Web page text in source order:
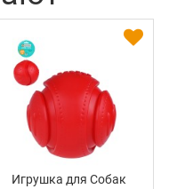
Игрушка для Собак